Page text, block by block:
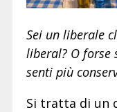
Sei un liberale
liberal? O forse
senti più
Si tratta di un